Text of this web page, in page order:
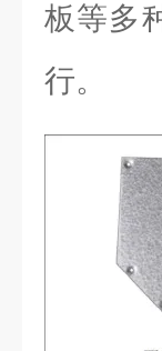
板等多
行。